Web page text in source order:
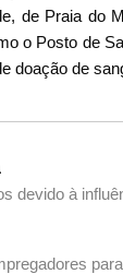
de Praia do
o Posto de
doação de
devido à